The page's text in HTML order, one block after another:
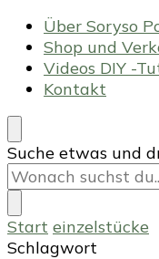
Über Soryso
Shop und
Videos DIY -
Kontakt
Suchst
du
nach
etwas?
Suche etwas und
Start einzelstücke
Schlagwort